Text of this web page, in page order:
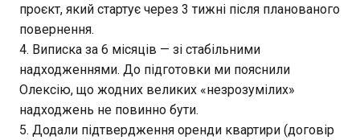
проєкт, який стартує через 3 тижні після планованого
повернення.
Виписка за 6 місяців — зі стабільними
надходженнями. До підготовки ми пояснили
Олексію, що жодних великих «незрозумілих»
надходжень не повинно бути.
Додали підтвердження оренди квартири (договір